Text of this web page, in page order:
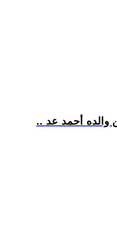
والده أحمد عد